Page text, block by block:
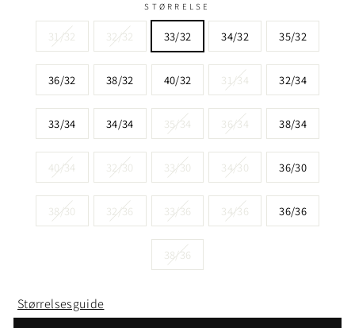
STØRRELSE
31/32 32/32 33/32 34/32 35/32
36/32 38/32 40/32 31/34 32/34
33/34 34/34 35/34 36/34 38/34
40/34 32/30 33/30 34/30 36/30
38/30 32/36 33/36 34/36 36/36
38/36
Størrelsesguide